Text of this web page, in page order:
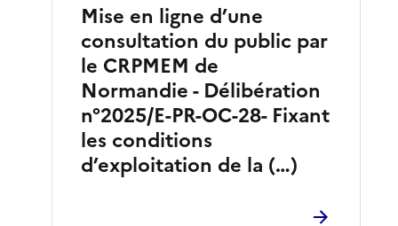
Mise en ligne d’une
consultation du public par
le CRPMEM de
Normandie - Délibération
n°2025/E-PR-OC-28- Fixant
les conditions
d’exploitation de la (…)